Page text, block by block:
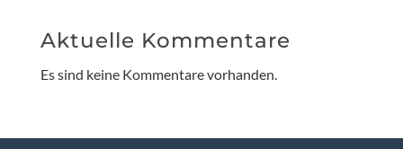
Aktuelle Kommentare
Es sind keine Kommentare vorhanden.